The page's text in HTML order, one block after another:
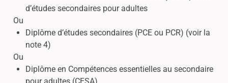
d’études secondaires pour adultes
Ou
Diplôme d’études secondaires (PCE ou PCR) (voir la
note 4)
Ou
Diplôme en Compétences essentielles au secondaire